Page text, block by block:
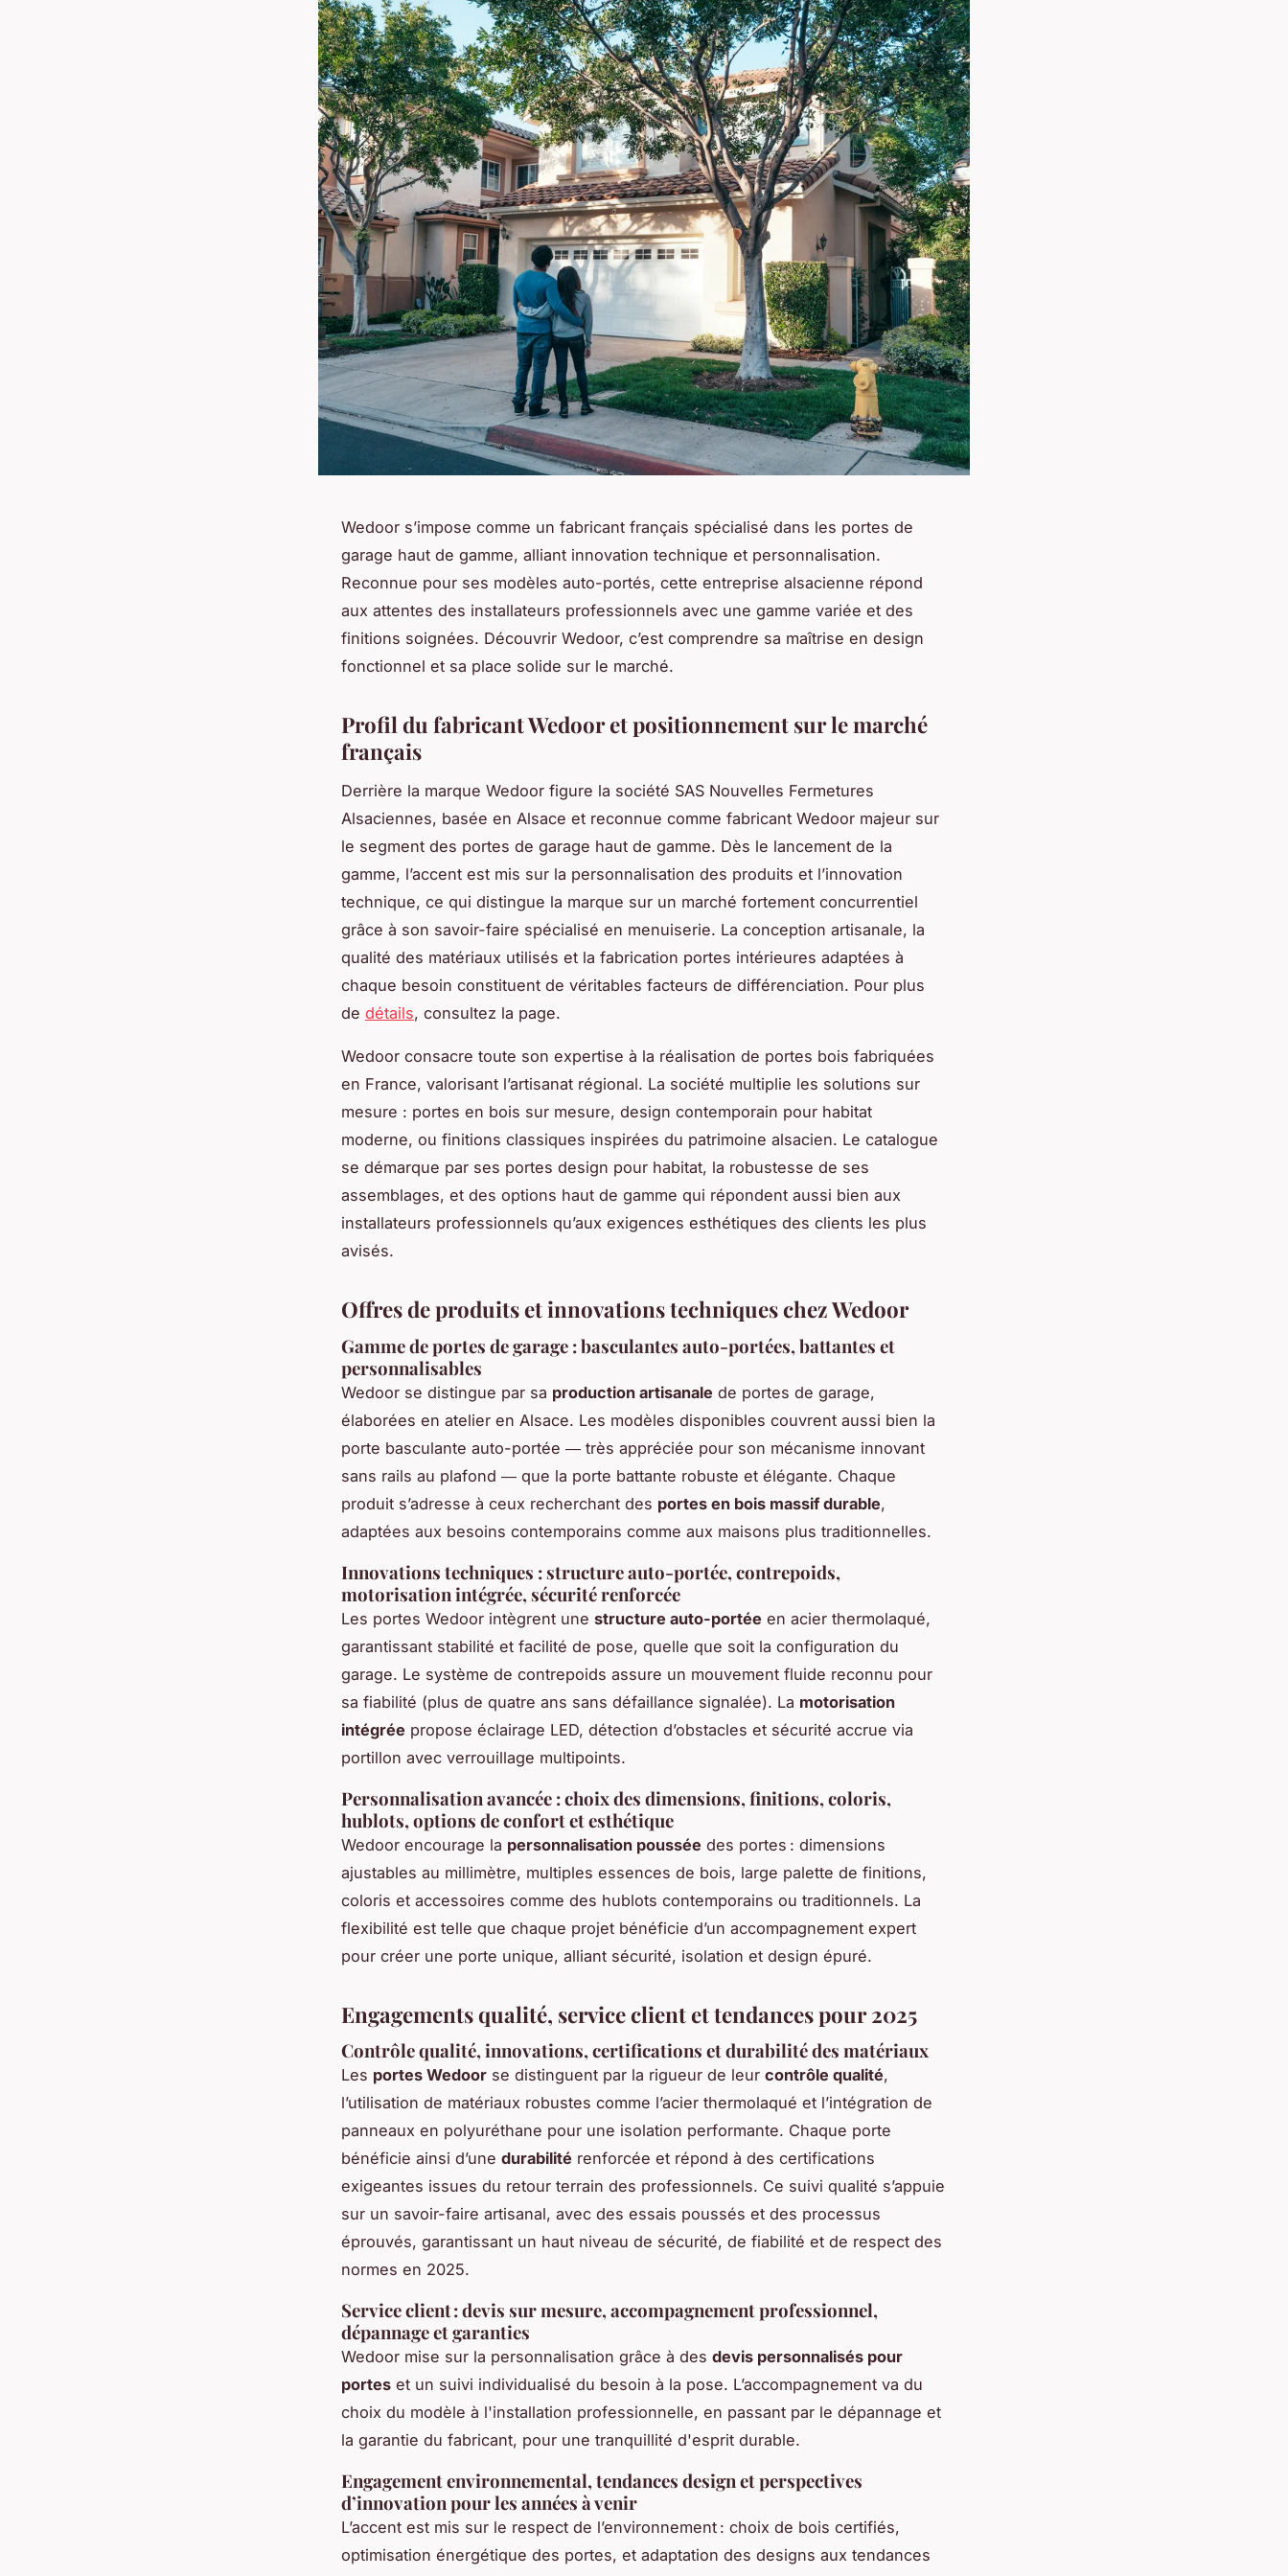
Wedoor s’impose comme un fabricant français spécialisé dans les portes de
garage haut de gamme, alliant innovation technique et personnalisation.
Reconnue pour ses modèles auto-portés, cette entreprise alsacienne répond
aux attentes des installateurs professionnels avec une gamme variée et des
finitions soignées. Découvrir Wedoor, c’est comprendre sa maîtrise en design
fonctionnel et sa place solide sur le marché.
Profil du fabricant Wedoor et positionnement sur le marché
français
Derrière la marque Wedoor figure la société SAS Nouvelles Fermetures
Alsaciennes, basée en Alsace et reconnue comme fabricant Wedoor majeur sur
le segment des portes de garage haut de gamme. Dès le lancement de la
gamme, l’accent est mis sur la personnalisation des produits et l’innovation
technique, ce qui distingue la marque sur un marché fortement concurrentiel
grâce à son savoir-faire spécialisé en menuiserie. La conception artisanale, la
qualité des matériaux utilisés et la fabrication portes intérieures adaptées à
chaque besoin constituent de véritables facteurs de différenciation. Pour plus
de détails, consultez la page.
Wedoor consacre toute son expertise à la réalisation de portes bois fabriquées
en France, valorisant l’artisanat régional. La société multiplie les solutions sur
mesure : portes en bois sur mesure, design contemporain pour habitat
moderne, ou finitions classiques inspirées du patrimoine alsacien. Le catalogue
se démarque par ses portes design pour habitat, la robustesse de ses
assemblages, et des options haut de gamme qui répondent aussi bien aux
installateurs professionnels qu’aux exigences esthétiques des clients les plus
avisés.
Offres de produits et innovations techniques chez Wedoor
Gamme de portes de garage : basculantes auto-portées, battantes et
personnalisables
Wedoor se distingue par sa production artisanale de portes de garage,
élaborées en atelier en Alsace. Les modèles disponibles couvrent aussi bien la
porte basculante auto-portée ― très appréciée pour son mécanisme innovant
sans rails au plafond ― que la porte battante robuste et élégante. Chaque
produit s’adresse à ceux recherchant des portes en bois massif durable,
adaptées aux besoins contemporains comme aux maisons plus traditionnelles.
Innovations techniques : structure auto-portée, contrepoids,
motorisation intégrée, sécurité renforcée
Les portes Wedoor intègrent une structure auto-portée en acier thermolaqué,
garantissant stabilité et facilité de pose, quelle que soit la configuration du
garage. Le système de contrepoids assure un mouvement fluide reconnu pour
sa fiabilité (plus de quatre ans sans défaillance signalée). La motorisation
intégrée propose éclairage LED, détection d’obstacles et sécurité accrue via
portillon avec verrouillage multipoints.
Personnalisation avancée : choix des dimensions, finitions, coloris,
hublots, options de confort et esthétique
Wedoor encourage la personnalisation poussée des portes : dimensions
ajustables au millimètre, multiples essences de bois, large palette de finitions,
coloris et accessoires comme des hublots contemporains ou traditionnels. La
flexibilité est telle que chaque projet bénéficie d’un accompagnement expert
pour créer une porte unique, alliant sécurité, isolation et design épuré.
Engagements qualité, service client et tendances pour 2025
Contrôle qualité, innovations, certifications et durabilité des matériaux
Les portes Wedoor se distinguent par la rigueur de leur contrôle qualité,
l’utilisation de matériaux robustes comme l’acier thermolaqué et l’intégration de
panneaux en polyuréthane pour une isolation performante. Chaque porte
bénéficie ainsi d’une durabilité renforcée et répond à des certifications
exigeantes issues du retour terrain des professionnels. Ce suivi qualité s’appuie
sur un savoir-faire artisanal, avec des essais poussés et des processus
éprouvés, garantissant un haut niveau de sécurité, de fiabilité et de respect des
normes en 2025.
Service client : devis sur mesure, accompagnement professionnel,
dépannage et garanties
Wedoor mise sur la personnalisation grâce à des devis personnalisés pour
portes et un suivi individualisé du besoin à la pose. L’accompagnement va du
choix du modèle à l'installation professionnelle, en passant par le dépannage et
la garantie du fabricant, pour une tranquillité d'esprit durable.
Engagement environnemental, tendances design et perspectives
d’innovation pour les années à venir
L’accent est mis sur le respect de l’environnement : choix de bois certifiés,
optimisation énergétique des portes, et adaptation des designs aux tendances